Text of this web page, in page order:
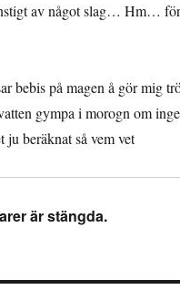
av något slag… Hm…
bebis på magen å gör mig
gympa i morogn om
ju beräknat så vem vet
är stängda.